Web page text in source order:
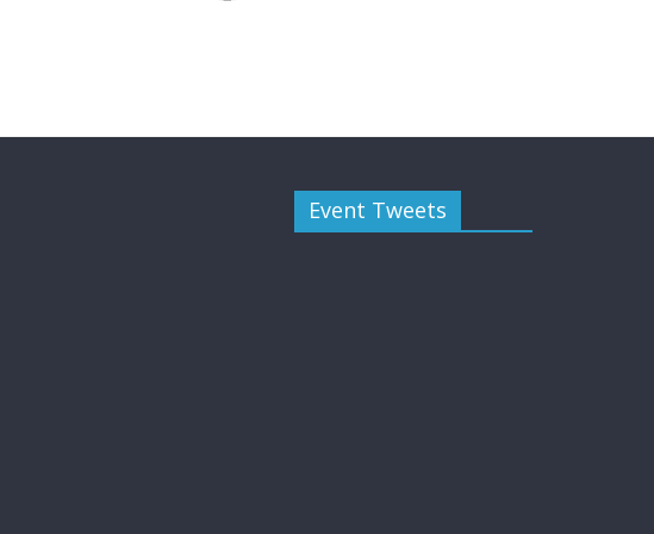
Event Tweets